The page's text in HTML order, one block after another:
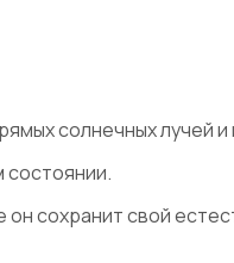
солнечных лучей
состоянии.
сохранит свой